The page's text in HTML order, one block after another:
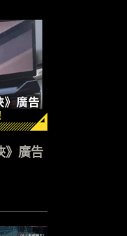
》廣告